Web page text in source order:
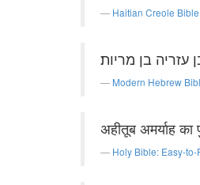
Haitian Creole Bible
עזריה בן מריות׃
Modern Hebrew
अहीतूब अमर्याह का
Holy Bible: Easy-